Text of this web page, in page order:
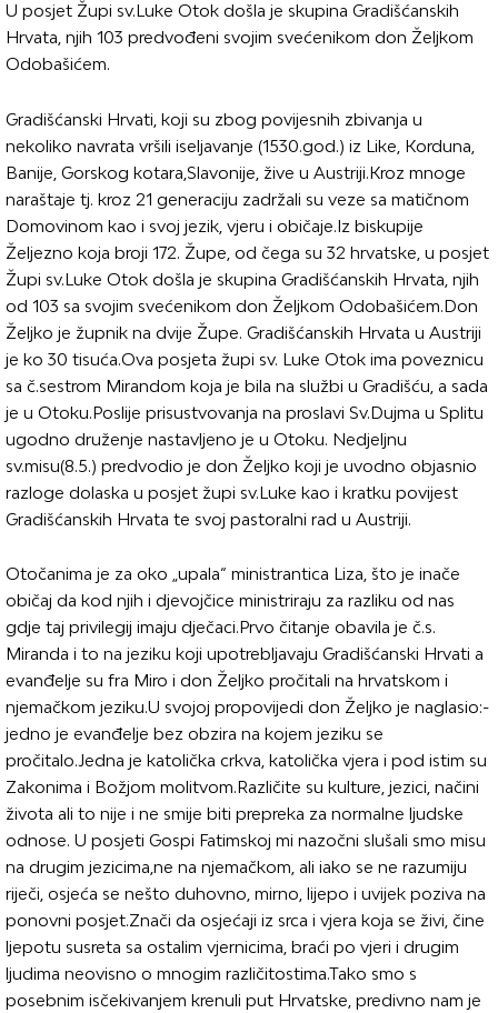
U posjet Župi sv.Luke Otok došla je skupina Gradišćanskih
Hrvata, njih 103 predvođeni svojim svećenikom don Željkom
Odobašićem.
Gradišćanski Hrvati, koji su zbog povijesnih zbivanja u
nekoliko navrata vršili iseljavanje (1530.god.) iz Like, Korduna,
Banije, Gorskog kotara,Slavonije, žive u Austriji.Kroz mnoge
naraštaje tj. kroz 21 generaciju zadržali su veze sa matičnom
Domovinom kao i svoj jezik, vjeru i običaje.Iz biskupije
Željezno koja broji 172. Župe, od čega su 32 hrvatske, u posjet
Župi sv.Luke Otok došla je skupina Gradišćanskih Hrvata, njih
od 103 sa svojim svećenikom don Željkom Odobašićem.Don
Željko je župnik na dvije Župe. Gradišćanskih Hrvata u Austriji
je ko 30 tisuća.Ova posjeta župi sv. Luke Otok ima poveznicu
sa č.sestrom Mirandom koja je bila na službi u Gradišću, a sada
je u Otoku.Poslije prisustvovanja na proslavi Sv.Dujma u Splitu
ugodno druženje nastavljeno je u Otoku. Nedjeljnu
sv.misu(8.5.) predvodio je don Željko koji je uvodno objasnio
razloge dolaska u posjet župi sv.Luke kao i kratku povijest
Gradišćanskih Hrvata te svoj pastoralni rad u Austriji.
Otočanima je za oko „upala“ ministrantica Liza, što je inače
običaj da kod njih i djevojčice ministriraju za razliku od nas
gdje taj privilegij imaju dječaci.Prvo čitanje obavila je č.s.
Miranda i to na jeziku koji upotrebljavaju Gradišćanski Hrvati a
evanđelje su fra Miro i don Željko pročitali na hrvatskom i
njemačkom jeziku.U svojoj propovijedi don Željko je naglasio:-
jedno je evanđelje bez obzira na kojem jeziku se
pročitalo.Jedna je katolička crkva, katolička vjera i pod istim su
Zakonima i Božjom molitvom.Različite su kulture, jezici, načini
života ali to nije i ne smije biti prepreka za normalne ljudske
odnose. U posjeti Gospi Fatimskoj mi nazočni slušali smo misu
na drugim jezicima,ne na njemačkom, ali iako se ne razumiju
riječi, osjeća se nešto duhovno, mirno, lijepo i uvijek poziva na
ponovni posjet.Znači da osjećaji iz srca i vjera koja se živi, čine
ljepotu susreta sa ostalim vjernicima, braći po vjeri i drugim
ljudima neovisno o mnogim različitostima.Tako smo s
posebnim isčekivanjem krenuli put Hrvatske, predivno nam je